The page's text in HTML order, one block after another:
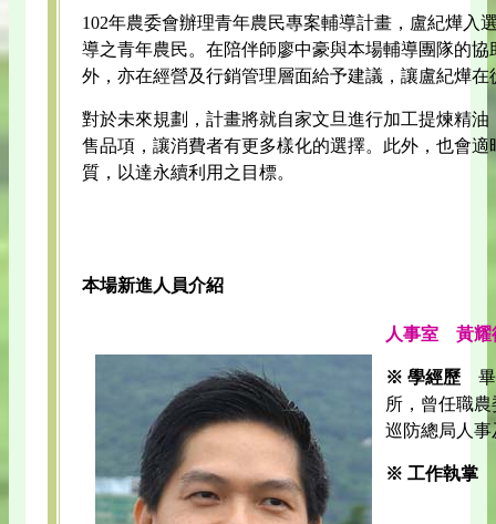
102年農委會辦理青年農民專案輔導計畫，盧紀燁入
導之青年農民。在陪伴師廖中豪與本場輔導團隊的
外，亦在經營及行銷管理層面給予建議，讓盧紀燁
對於未來規劃，計畫將就自家文旦進行加工提煉精
售品項，讓消費者有更多樣化的選擇。此外，也會
質，以達永續利用之目標。
本場新進人員介紹
人事室 黃耀
※ 學經歷 畢
所，曾任職
巡防總局人
※ 工作執掌